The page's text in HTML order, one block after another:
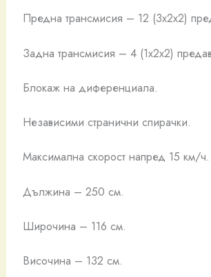
Предна трансмисия – 12 (3x2x2)
Задна трансмисия – 4 (1x2x2)
Блокаж на диференциала.
Независими странични спирачки.
Максимална скорост напред 15 км/ч.
Дължина – 250 см.
Широчина – 116 см.
Височина – 132 см.